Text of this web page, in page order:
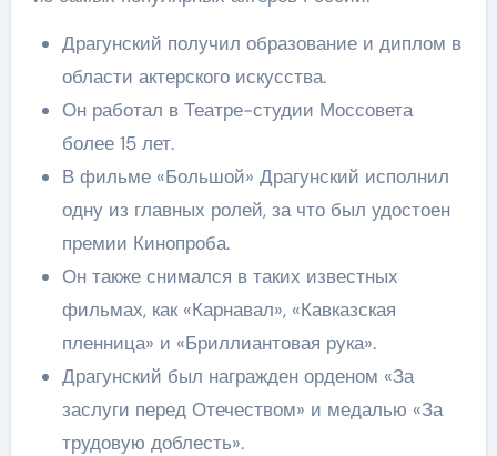
Драгунский получил образование и диплом в
области актерского искусства.
Он работал в Театре-студии Моссовета
более 15 лет.
В фильме «Большой» Драгунский исполнил
одну из главных ролей, за что был удостоен
премии Кинопроба.
Он также снимался в таких известных
фильмах, как «Карнавал», «Кавказская
пленница» и «Бриллиантовая рука».
Драгунский был награжден орденом «За
заслуги перед Отечеством» и медалью «За
трудовую доблесть».